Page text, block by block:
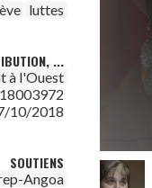
luttes
...
à l'Ouest
10/2018
SOUTIENS
Angoa